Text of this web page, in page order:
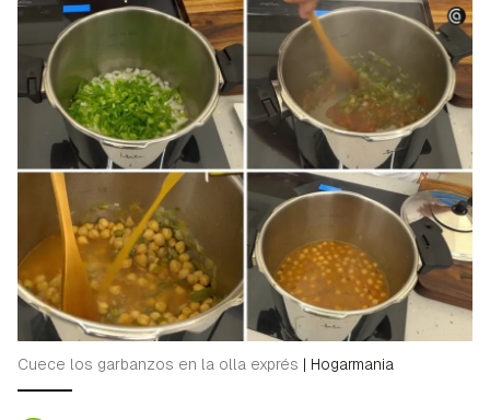
Cuece los garbanzos en la olla exprés | Hogarmania